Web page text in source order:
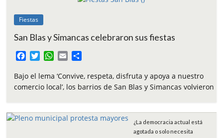
Fiestas
San Blas y Simancas celebraron sus fiestas
c
e
o
i
t
r
W
a
t
p
p
a
i
m
p
t
Bajo el lema ‘Convive, respeta, disfruta y apoya a nuestro
comercio local’, los barrios de San Blas y Simancas volvieron
¿La democracia actual está
agotada o solo necesita